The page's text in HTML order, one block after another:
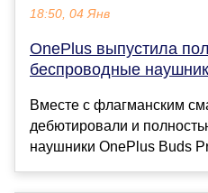
18:50, 04 Янв
OnePlus выпустила
беспроводные
Вместе с флагманским
дебютировали и
наушники OnePlus Buds